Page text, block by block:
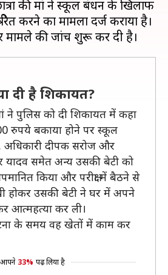
की मां ने स्कूल प्रबंधन के खिलाफ
करने का मामला दर्ज कराया है।
दी है शिकायत?
मां ने पुलिस को दी शिकायत में कहा
रुपये बकाया होने पर स्कूल
अधिकारी दीपक सरोज और
यादव समेत अन्य उसकी बेटी को
किया और परीक्षा में बैठने से
होकर उसकी बेटी ने घर में अपने
कर ली।
के समय वह खेतों में काम कर
आपने 33% पढ़ लिया है